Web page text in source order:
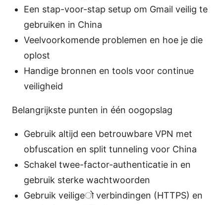
Een stap-voor-stap setup om Gmail veilig te
gebruiken in China
Veelvoorkomende problemen en hoe je die
oplost
Handige bronnen en tools voor continue
veiligheid
Belangrijkste punten in één oogopslag
Gebruik altijd een betrouwbare VPN met
obfuscation en split tunneling voor China
Schakel twee-factor-authenticatie in en
gebruik sterke wachtwoorden
Gebruik veiligeो verbindingen (HTTPS) en